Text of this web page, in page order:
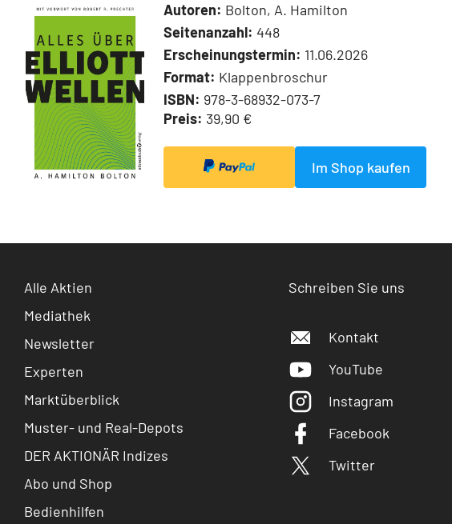
Autoren: Bolton, A. Hamilton
Seitenanzahl: 448
Erscheinungstermin: 11.06.2026
Format: Klappenbroschur
ISBN: 978-3-68932-073-7
Preis: 39,90 €
Im Shop kaufen
Alle Aktien
Mediathek
Newsletter
Experten
Marktüberblick
Muster- und Real-Depots
DER AKTIONÄR Indizes
Abo und Shop
Bedienhilfen
Schreiben Sie uns
Kontakt
YouTube
Instagram
Facebook
Twitter